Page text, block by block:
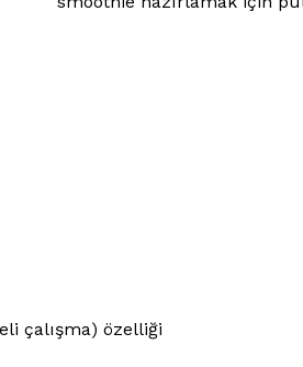
çalışma) özelliği